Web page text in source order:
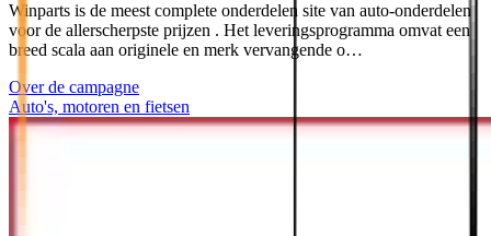
Winparts is de meest complete onderdelen site van auto-onderdelen
voor de allerscherpste prijzen . Het leveringsprogramma omvat een
breed scala aan originele en merk vervangende o…
Over de campagne
Auto's, motoren en fietsen